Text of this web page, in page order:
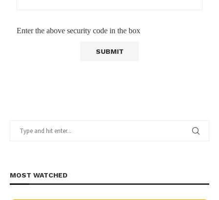
Enter the above security code in the box
MOST WATCHED